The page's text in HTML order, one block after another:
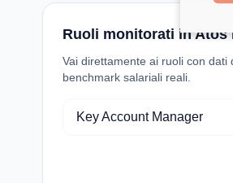
Ruoli monitorati in Atos
Vai direttamente ai ruoli con dati
benchmark salariali reali.
Key Account Manager